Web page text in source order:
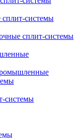
системы
сплит-системы
системы